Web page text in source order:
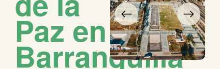
Paz en
Barranquilla